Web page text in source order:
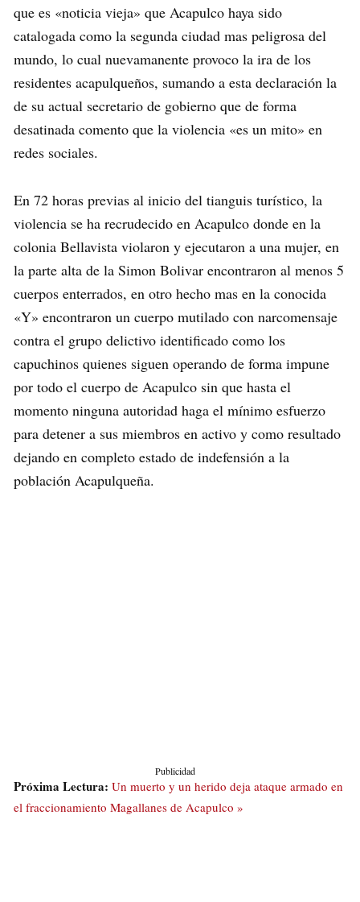
que es «noticia vieja» que Acapulco haya sido
catalogada como la segunda ciudad mas peligrosa del
mundo, lo cual nuevamanente provoco la ira de los
residentes acapulqueños, sumando a esta declaración la
de su actual secretario de gobierno que de forma
desatinada comento que la violencia «es un mito» en
redes sociales.
En 72 horas previas al inicio del tianguis turístico, la
violencia se ha recrudecido en Acapulco donde en la
colonia Bellavista violaron y ejecutaron a una mujer, en
la parte alta de la Simon Bolivar encontraron al menos 5
cuerpos enterrados, en otro hecho mas en la conocida
«Y» encontraron un cuerpo mutilado con narcomensaje
contra el grupo delictivo identificado como los
capuchinos quienes siguen operando de forma impune
por todo el cuerpo de Acapulco sin que hasta el
momento ninguna autoridad haga el mínimo esfuerzo
para detener a sus miembros en activo y como resultado
dejando en completo estado de indefensión a la
población Acapulqueña.
Publicidad
Próxima Lectura: Un muerto y un herido deja ataque armado en
el fraccionamiento Magallanes de Acapulco »